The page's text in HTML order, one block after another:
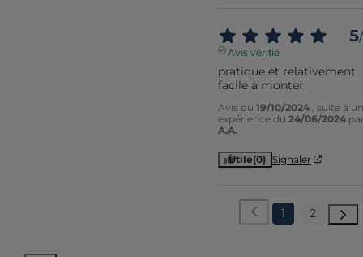
5/
Avis vérifié
pratique et relativement
facile à monter.
Avis du 19/10/2024
, suite à
expérience du 24/06/2024
A.A.
Utile(0) Signaler
1 2